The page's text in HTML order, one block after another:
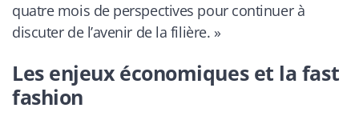
quatre mois de perspectives pour continuer à
discuter de l’avenir de la filière. »
Les enjeux économiques et la fast
fashion